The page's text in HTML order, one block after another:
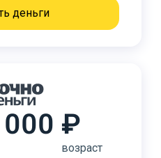
деньги
000 ₽
возраст